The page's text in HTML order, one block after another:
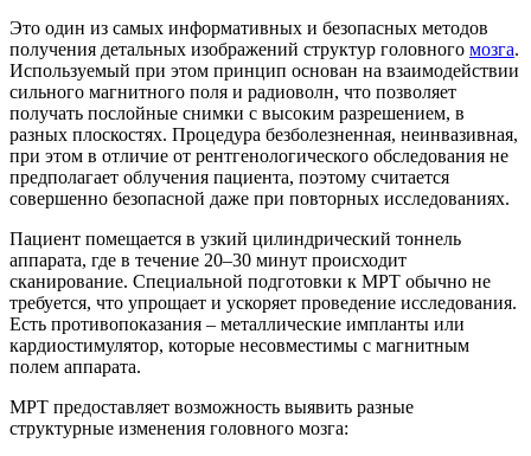
Это один из самых информативных и безопасных методов
получения детальных изображений структур головного мозга.
Используемый при этом принцип основан на взаимодействии
сильного магнитного поля и радиоволн, что позволяет
получать послойные снимки с высоким разрешением, в
разных плоскостях. Процедура безболезненная, неинвазивная,
при этом в отличие от рентгенологического обследования не
предполагает облучения пациента, поэтому считается
совершенно безопасной даже при повторных исследованиях.
Пациент помещается в узкий цилиндрический тоннель
аппарата, где в течение 20–30 минут происходит
сканирование. Специальной подготовки к МРТ обычно не
требуется, что упрощает и ускоряет проведение исследования.
Есть противопоказания – металлические импланты или
кардиостимулятор, которые несовместимы с магнитным
полем аппарата.
МРТ предоставляет возможность выявить разные
структурные изменения головного мозга: